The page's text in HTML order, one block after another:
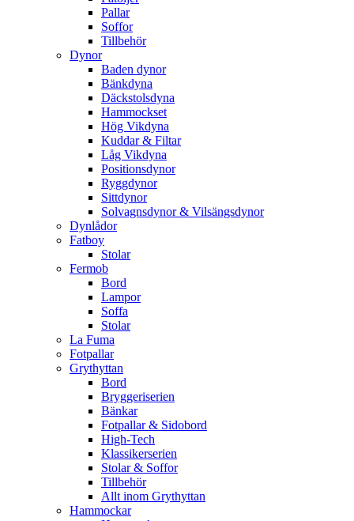
Pallar
Soffor
Tillbehör
Dynor
Baden dynor
Bänkdyna
Däckstolsdyna
Hammockset
Hög Vikdyna
Kuddar & Filtar
Låg Vikdyna
Positionsdynor
Ryggdynor
Sittdynor
Solvagnsdynor & Vilsängsdynor
Dynlådor
Fatboy
Stolar
Fermob
Bord
Lampor
Soffa
Stolar
La Fuma
Fotpallar
Grythyttan
Bord
Bryggeriserien
Bänkar
Fotpallar & Sidobord
High-Tech
Klassikerserien
Stolar & Soffor
Tillbehör
Allt inom Grythyttan
Hammockar